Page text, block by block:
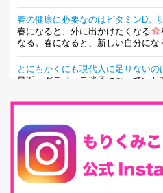
春の健康に必要なのはビタミンD。
春になると、外に出かけたくなる
なる。春になると、新しい自分にな
とにもかくにも現代人に足りないの
最近、グラノーラ迷子になってい
腸内環境を整えることは、健康維持
は思っています。 ヒトの免...
iHerb特大セール終了間近！みんな
最近お風呂上がりの炭酸水をシリカ